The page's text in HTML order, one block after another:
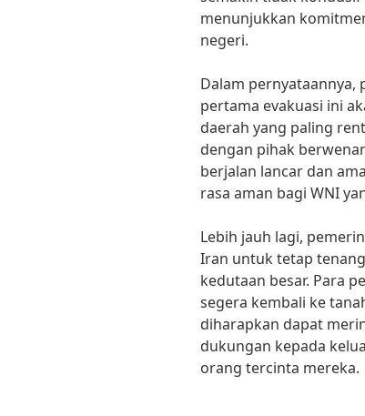
menunjukkan
negeri.
Dalam pernyataannya,
pertama evakuasi ini
daerah yang paling
dengan pihak
berjalan lancar dan
rasa aman bagi WNI
Lebih jauh lagi,
Iran untuk tetap
kedutaan besar. Para
segera kembali ke
diharapkan dapat
dukungan kepada
orang tercinta mereka.